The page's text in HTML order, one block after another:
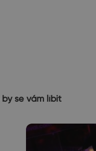
by se vám líbit